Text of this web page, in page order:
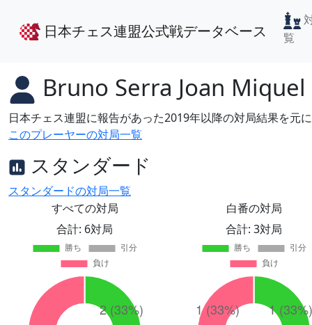
日本チェス連盟公式戦データベース
覧
Bruno Serra Joan Miquel
日本チェス連盟に報告があった2019年以降の対局結果を元
このプレーヤーの対局一覧
スタンダード
スタンダードの対局一覧
すべての対局
合計: 6対局
白番の対局
合計: 3対局